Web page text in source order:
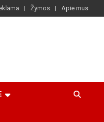
Žymos Apie mus